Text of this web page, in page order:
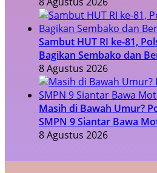
Sambut HUT RI ke-81,
Bagikan Sembako dan
8 Agustus 2026
Masih di Bawah Umur?
SMPN 9 Siantar Bawa
8 Agustus 2026